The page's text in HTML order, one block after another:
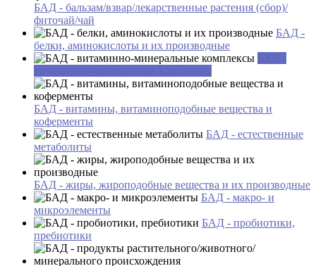
БАД - бальзам/взвар/лекарственные растения (сбор)/
фиточай/чай
БАД -
белки, аминокислоты и их производные
БАД - витамины, витаминоподобные вещества и
коферменты
БАД - естественные
метаболиты
БАД - жиры, жироподобные вещества и их производные
БАД - макро- и
микроэлементы
БАД - пробиотики,
пребиотики